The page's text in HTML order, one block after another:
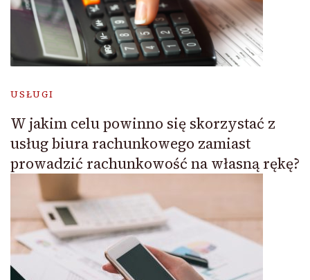
USŁUGI
W jakim celu powinno się skorzystać z
usług biura rachunkowego zamiast
prowadzić rachunkowość na własną rękę?